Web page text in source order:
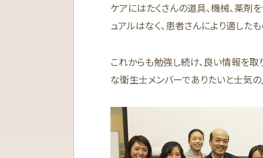
ケアにはたくさんの道具、機械、薬剤
ュアルはなく、患者さんにより適した
これからも勉強し続け、良い情報を取
な衛生士メンバーでありたいと士気の